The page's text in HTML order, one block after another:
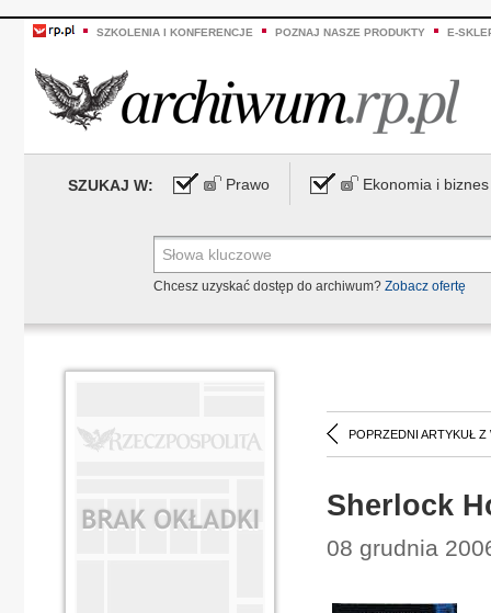
SZKOLENIA I KONFERENCJE POZNAJ NASZE PRODUKTY E-
SZUKAJ W: Prawo Ekonomia i biznes
Chcesz uzyskać dostęp do archiwum? Zobacz ofertę
POPRZEDNI ARTYKUŁ Z
Sherlock
08 grudnia